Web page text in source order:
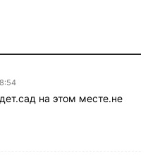
на этом месте.не